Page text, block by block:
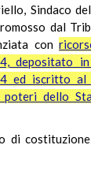
Sindaco
dal
con
depositato
ed iscritto
dello
di